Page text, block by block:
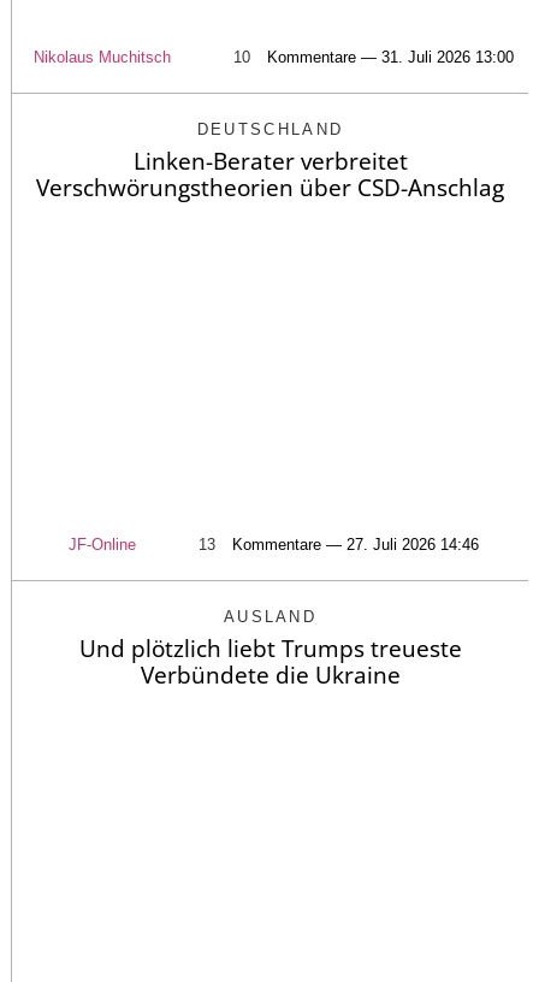
Nikolaus Muchitsch 10 Kommentare — 31. Juli 2026 13:00
DEUTSCHLAND
Linken-Berater verbreitet
Verschwörungstheorien über CSD-Anschlag
JF-Online 13 Kommentare — 27. Juli 2026 14:46
AUSLAND
Und plötzlich liebt Trumps treueste
Verbündete die Ukraine